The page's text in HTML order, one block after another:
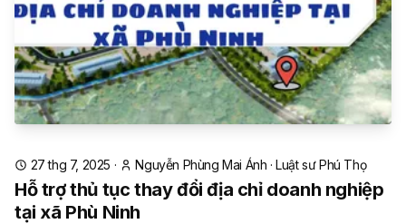
27 thg 7, 2025 · Nguyễn Phùng Mai Ánh ·Luật sư Phú Thọ
Hỗ trợ thủ tục thay đổi địa chỉ doanh nghiệp
tại xã Phù Ninh